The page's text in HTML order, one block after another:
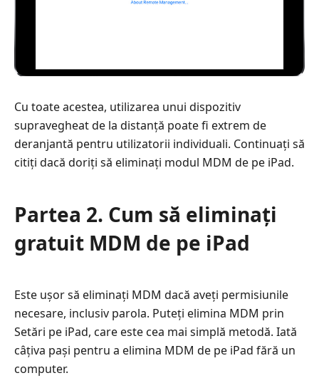
Cu toate acestea, utilizarea unui dispozitiv
supravegheat de la distanță poate fi extrem de
deranjantă pentru utilizatorii individuali. Continuați să
citiți dacă doriți să eliminați modul MDM de pe iPad.
Partea 2. Cum să eliminați
gratuit MDM de pe iPad
Este ușor să eliminați MDM dacă aveți permisiunile
necesare, inclusiv parola. Puteți elimina MDM prin
Setări pe iPad, care este cea mai simplă metodă. Iată
câțiva pași pentru a elimina MDM de pe iPad fără un
computer.